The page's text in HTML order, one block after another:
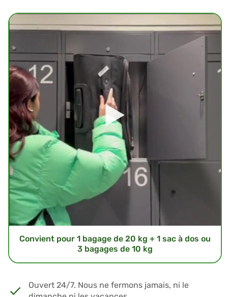
Convient pour 1 bagage de 20 kg + 1 sac à dos ou
3 bagages de 10 kg
Ouvert 24/7. Nous ne fermons jamais, ni le